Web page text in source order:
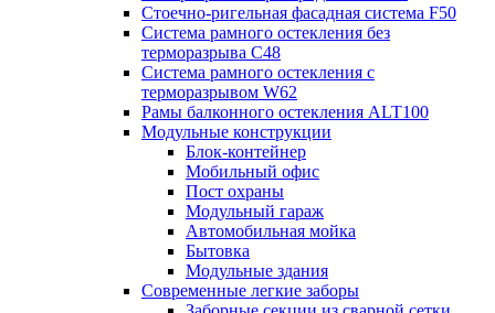
Стоечно-ригельная фасадная система F50
Система рамного остекления без
терморазрыва C48
Система рамного остекления с
терморазрывом W62
Рамы балконного остекления ALT100
Модульные конструкции
Блок-контейнер
Мобильный офис
Пост охраны
Модульный гараж
Автомобильная мойка
Бытовка
Модульные здания
Современные легкие заборы